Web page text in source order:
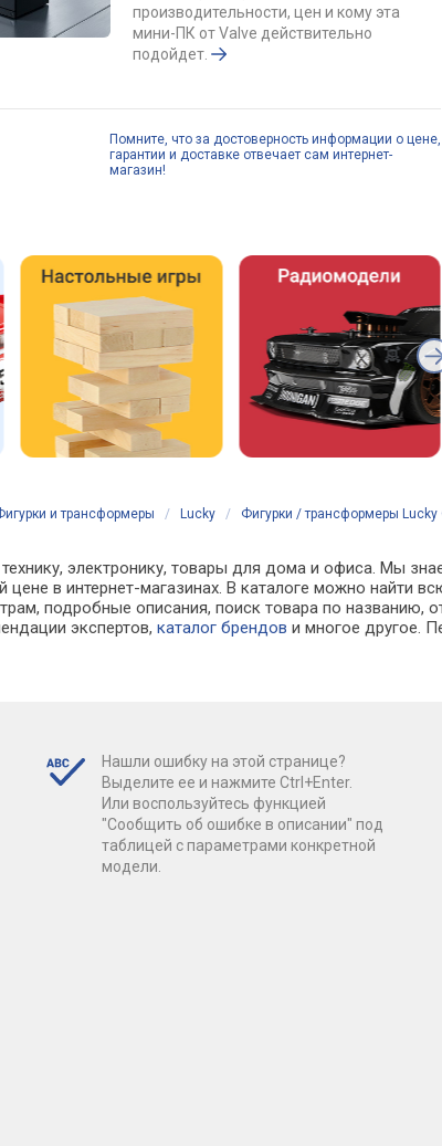
производительности, цен и кому эта
мини-ПК от Valve действительно
подойдет.
Помните, что за достоверность информации о цене,
гарантии и доставке отвечает сам интернет-
магазин!
и трансформеры / Lucky / Фигурки / трансформеры Lucky
электронику, товары для дома и офиса. Мы
цене в интернет-магазинах. В каталоге можно
подробные описания, поиск товара по названию,
экспертов,каталог брендов и многое другое.
Нашли ошибку на этой странице?
Выделите ее и нажмите Ctrl+Enter.
Или воспользуйтесь функцией
"Сообщить об ошибке в описании" под
таблицей с параметрами конкретной
модели.